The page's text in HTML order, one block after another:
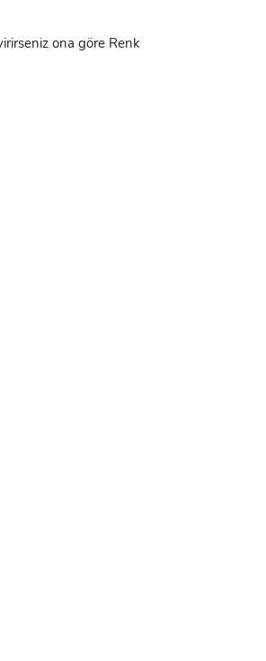
ona göre Renk